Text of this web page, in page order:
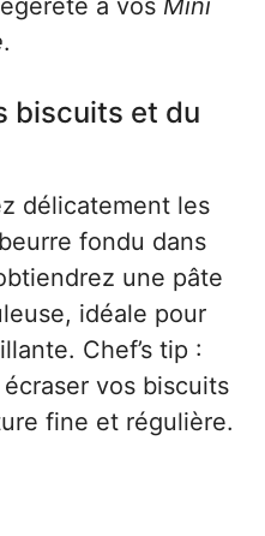
à vos Mini
.
biscuits et du
délicatement les
fondu dans
une pâte
idéale pour
Chef’s tip :
vos biscuits
fine et régulière.